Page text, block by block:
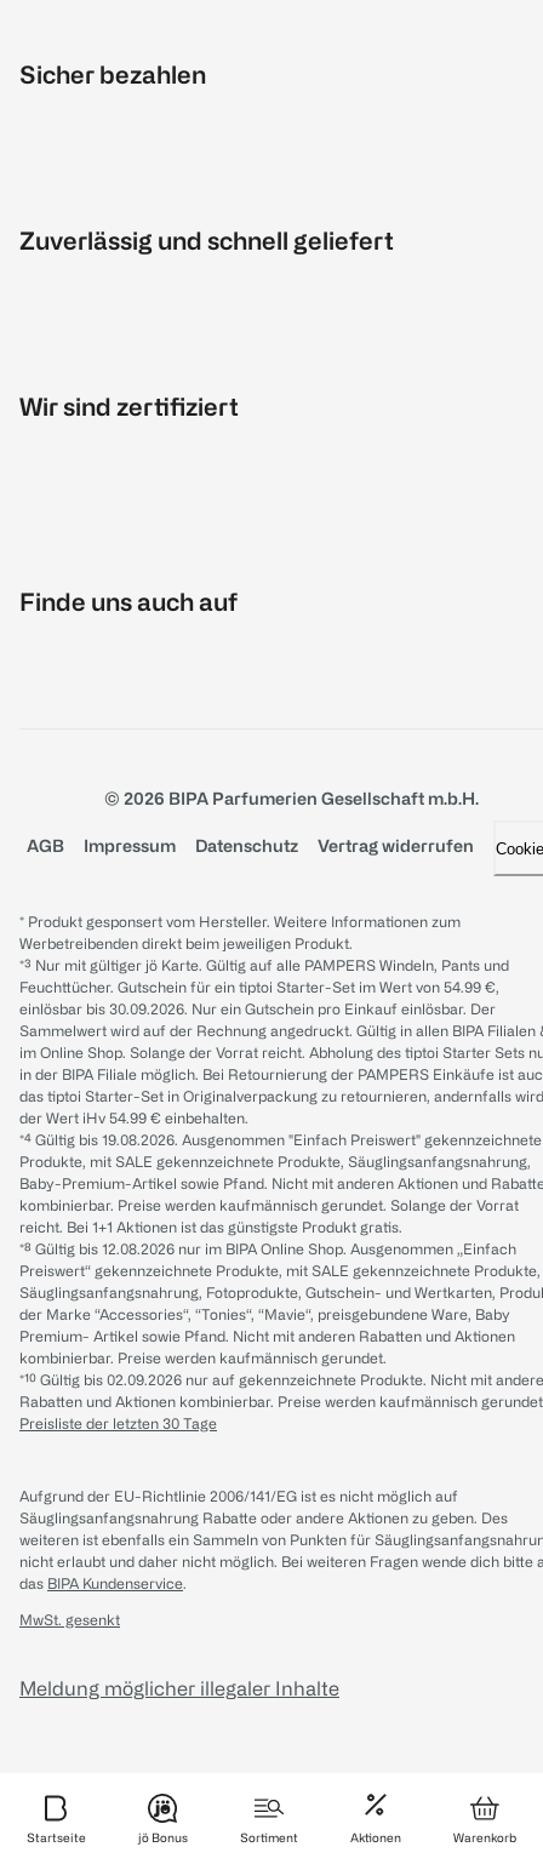
Sicher bezahlen
Zuverlässig und schnell geliefert
Wir sind zertifiziert
Finde uns auch auf
© 2026 BIPA Parfumerien Gesellschaft m.b.H.
AGB Impressum Datenschutz Vertrag widerrufen
* Produkt gesponsert vom Hersteller. Weitere Informationen zum
Werbetreibenden direkt beim jeweiligen Produkt.
*³ Nur mit gültiger jö Karte. Gültig auf alle PAMPERS Windeln, Pants und
Feuchttücher. Gutschein für ein tiptoi Starter-Set im Wert von 54.99 €,
einlösbar bis 30.09.2026. Nur ein Gutschein pro Einkauf einlösbar. Der
Sammelwert wird auf der Rechnung angedruckt. Gültig in allen BIPA Filialen
im Online Shop. Solange der Vorrat reicht. Abholung des tiptoi Starter Sets
in der BIPA Filiale möglich. Bei Retournierung der PAMPERS Einkäufe ist
das tiptoi Starter-Set in Originalverpackung zu retournieren, andernfalls wird
der Wert iHv 54.99 € einbehalten.
*⁴ Gültig bis 19.08.2026. Ausgenommen "Einfach Preiswert" gekennzeichnete
Produkte, mit SALE gekennzeichnete Produkte, Säuglingsanfangsnahrung,
Baby-Premium-Artikel sowie Pfand. Nicht mit anderen Aktionen und
kombinierbar. Preise werden kaufmännisch gerundet. Solange der Vorrat
reicht. Bei 1+1 Aktionen ist das günstigste Produkt gratis.
*⁸ Gültig bis 12.08.2026 nur im BIPA Online Shop. Ausgenommen „Einfach
Preiswert“ gekennzeichnete Produkte, mit SALE gekennzeichnete Produkte,
Säuglingsanfangsnahrung, Fotoprodukte, Gutschein- und Wertkarten,
der Marke “Accessories“, “Tonies“, “Mavie“, preisgebundene Ware, Baby
Premium- Artikel sowie Pfand. Nicht mit anderen Rabatten und Aktionen
kombinierbar. Preise werden kaufmännisch gerundet.
*¹⁰ Gültig bis 02.09.2026 nur auf gekennzeichnete Produkte. Nicht mit
Rabatten und Aktionen kombinierbar. Preise werden kaufmännisch
Preisliste der letzten 30 Tage
Aufgrund der EU-Richtlinie 2006/141/EG ist es nicht möglich auf
Säuglingsanfangsnahrung Rabatte oder andere Aktionen zu geben. Des
weiteren ist ebenfalls ein Sammeln von Punkten für
nicht erlaubt und daher nicht möglich. Bei weiteren Fragen wende dich bitte
das BIPA Kundenservice.
MwSt. gesenkt
Meldung möglicher illegaler Inhalte
Startseite jö Bonus Sortiment Aktionen Warenkorb